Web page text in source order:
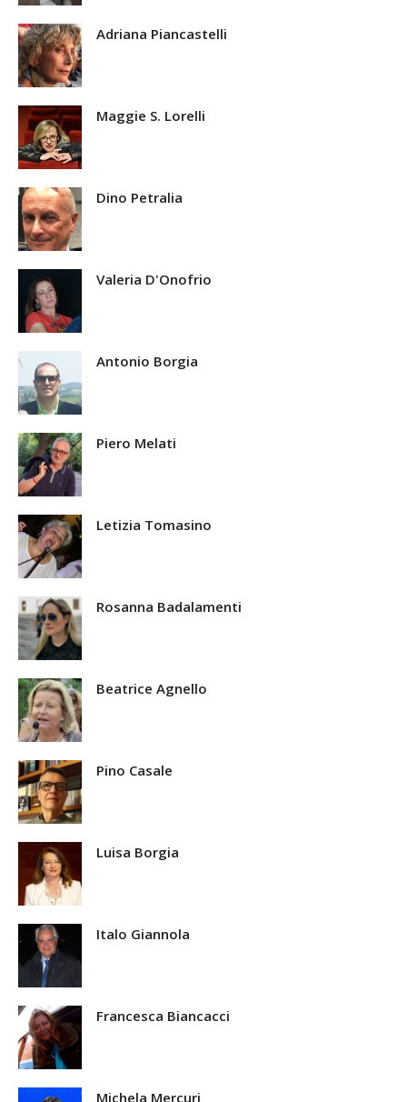
Adriana Piancastelli
Maggie S. Lorelli
Dino Petralia
Valeria D'Onofrio
Antonio Borgia
Piero Melati
Letizia Tomasino
Rosanna Badalamenti
Beatrice Agnello
Pino Casale
Luisa Borgia
Italo Giannola
Francesca Biancacci
Michela Mercuri